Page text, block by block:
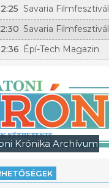
Savaria Filmfesztivál
Savaria Filmfesztivál
Épí-Tech Magazin
Krónika Archívum